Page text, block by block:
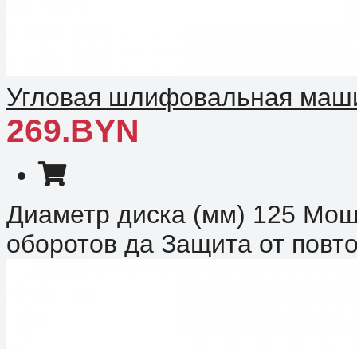
Угловая шлифовальная
269.BYN
Диаметр диска (мм) 125
оборотов да Защита от